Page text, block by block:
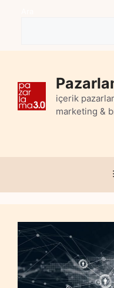
içerik
marketing &